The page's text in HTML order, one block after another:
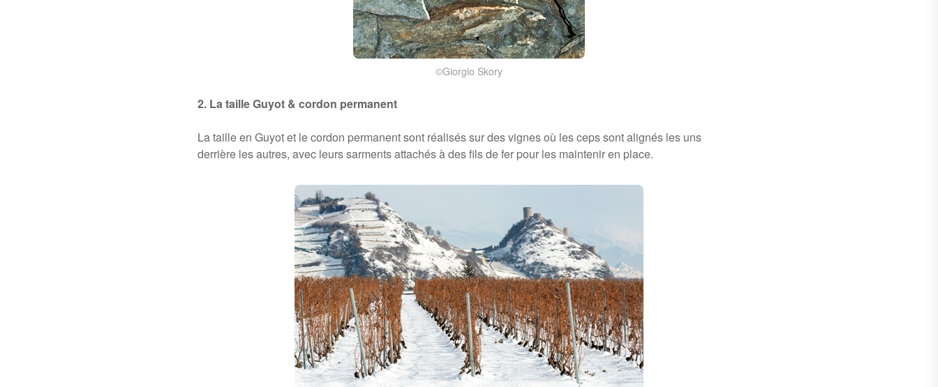
©️Giorgio Skory
2. La taille Guyot & cordon permanent
La taille en Guyot et le cordon permanent sont réalisés sur des vignes où les ceps sont alignés les uns
derrière les autres, avec leurs sarments attachés à des fils de fer pour les maintenir en place.